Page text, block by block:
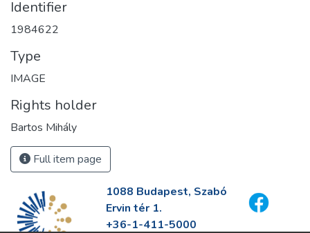
Identifier
1984622
Type
IMAGE
Rights holder
Bartos Mihály
Full item page
1088 Budapest, Szabó
Ervin tér 1.
+36-1-411-5000